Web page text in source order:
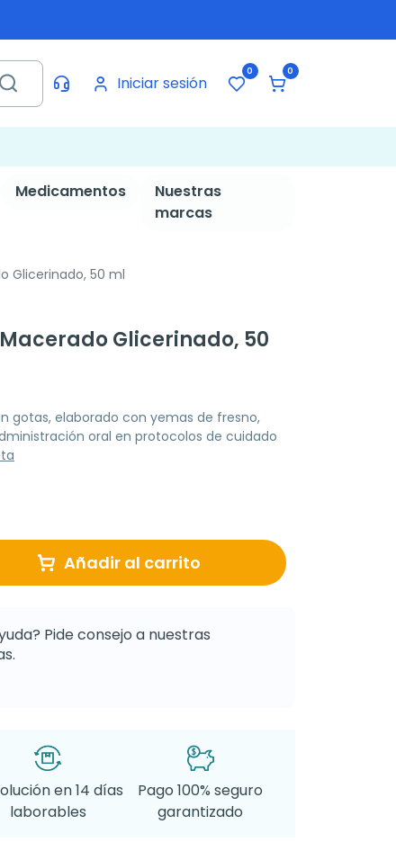
Iniciar sesión
0 0
Medicamentos
Nuestras
marcas
Glicerinado, 50 ml
Glicerinado, 50
gotas, elaborado con yemas de fresno,
oral en protocolos de cuidado
Añadir al carrito
Pide consejo a nuestras
en 14 días
laborables
Pago 100% seguro
garantizado